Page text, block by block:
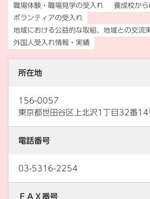
職場体験・職場見学の受入れ
養成校から
ボランティアの受入れ
地域における公益的な取組、地域との交流
外国人受入れ情報・実績
所在地
156-0057
東京都世田谷区上北沢1丁目32番14
電話番号
03-5316-2254
ＦＡＸ番号